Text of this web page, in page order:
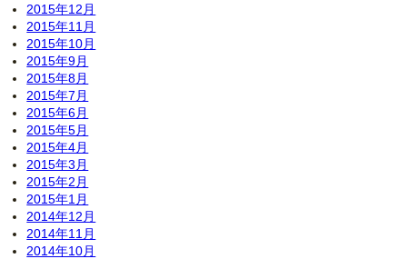
2015年12月
2015年11月
2015年10月
2015年9月
2015年8月
2015年7月
2015年6月
2015年5月
2015年4月
2015年3月
2015年2月
2015年1月
2014年12月
2014年11月
2014年10月